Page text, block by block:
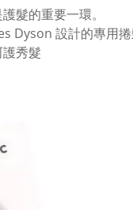
髮的重要一環。
Dyson 設計的專用
秀髮